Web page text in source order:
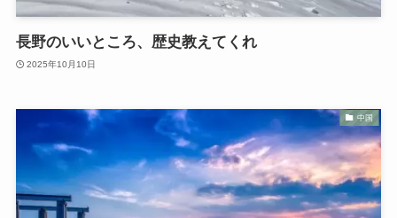
長野のいいところ、歴史教えてくれ
2025年10月10日
中国